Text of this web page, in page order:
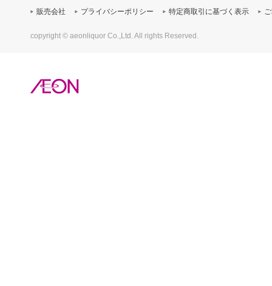
販売会社 プライバシーポリシー 特定商取引に基づく表示
copyright © aeonliquor Co.,Ltd. All rights Reserved.